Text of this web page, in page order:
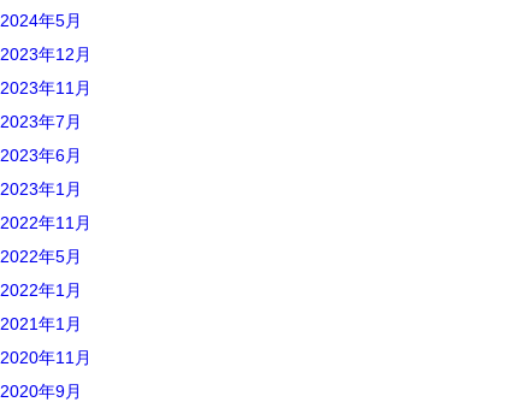
2024年5月
2023年12月
2023年11月
2023年7月
2023年6月
2023年1月
2022年11月
2022年5月
2022年1月
2021年1月
2020年11月
2020年9月